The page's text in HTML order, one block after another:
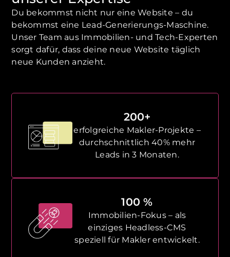
Du bekommst nicht nur eine Website – du
bekommst eine Lead-Generierungs-Maschine.
Unser Team aus Immobilien- und Tech-Experten
sorgt dafür, dass deine neue Website täglich
neue Kunden anzieht.
200+
erfolgreiche Makler-Projekte –
durchschnittlich 40% mehr
Leads in 3 Monaten.
100 %
Immobilien-Fokus – als
einziges Headless-CMS
speziell für Makler entwickelt.